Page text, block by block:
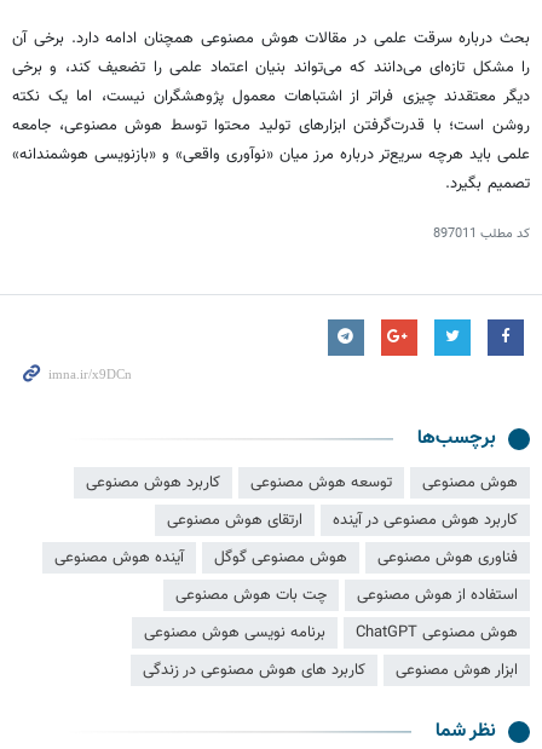
بحث درباره سرقت علمی در مقالات هوش مصنوعی همچنان ادامه دارد. برخی آن
را مشکل تازه‌ای می‌دانند که می‌تواند بنیان اعتماد علمی را تضعیف کند، و برخی
دیگر معتقدند چیزی فراتر از اشتباهات معمول پژوهشگران نیست، اما یک نکته
روشن است؛ با قدرت‌گرفتن ابزارهای تولید محتوا توسط هوش مصنوعی، جامعه
علمی باید هرچه سریع‌تر درباره مرز میان «نوآوری واقعی» و «بازنویسی هوشمندانه»
تصمیم بگیرد.
کد مطلب 897011
برچسب‌ها
هوش مصنوعی توسعه هوش مصنوعی
کاربرد هوش مصنوعی
کاربرد هوش مصنوعی در آینده
ارتقای هوش مصنوعی
فناوری هوش مصنوعی
هوش مصنوعی گوگل
آینده هوش مصنوعی
استفاده از هوش مصنوعی
چت بات هوش مصنوعی
هوش مصنوعی ChatGPT
برنامه نویسی هوش مصنوعی
ابزار هوش مصنوعی
کاربرد های هوش مصنوعی در زندگی
نظر شما